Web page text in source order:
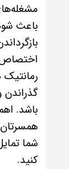
باعث
رمانتیک
باشد.
شما
کنید.